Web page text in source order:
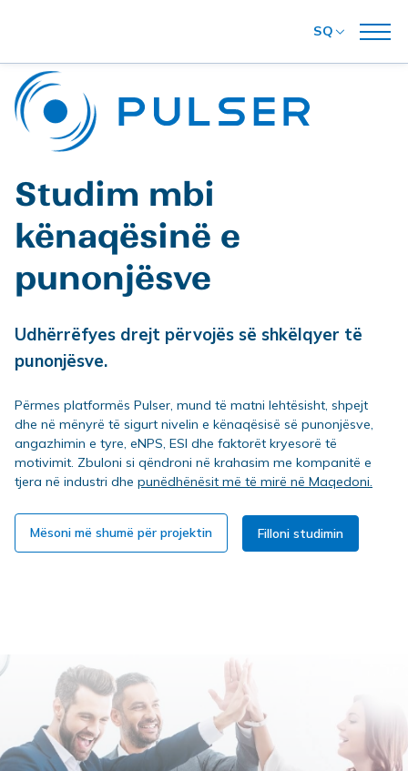
SQ
Studim mbi
kënaqësinë e
punonjësve
Udhërrëfyes drejt përvojës së shkëlqyer të
punonjësve.
Përmes platformës Pulser, mund të matni lehtësisht, shpejt
dhe në mënyrë të sigurt nivelin e kënaqësisë së punonjësve,
angazhimin e tyre, eNPS, ESI dhe faktorët kryesorë të
motivimit. Zbuloni si qëndroni në krahasim me kompanitë e
tjera në industri dhe punëdhënësit më të mirë në Maqedoni.
Mësoni më shumë për projektin Filloni studimin